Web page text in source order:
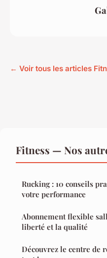
← Voir tous les articles
Fitness — Nos
Rucking : 10 conseils
votre performance
Abonnement flexible
liberté et la qualité
Découvrez le centre de